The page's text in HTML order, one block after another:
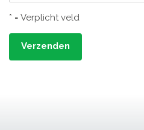
* = Verplicht veld
Verzenden